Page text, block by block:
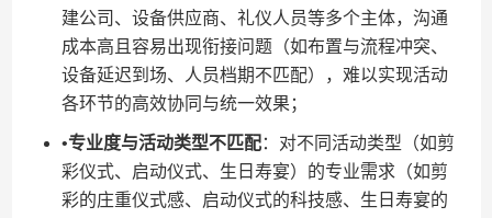
建公司、设备供应商、礼仪人员等多个主体，沟通
成本高且容易出现衔接问题（如布置与流程冲突、
设备延迟到场、人员档期不匹配），难以实现活动
各环节的高效协同与统一效果；
•​​专业度与活动类型不匹配​​：对不同活动类型（如剪
彩仪式、启动仪式、生日寿宴）的专业需求（如剪
彩的庄重仪式感、启动仪式的科技感、生日寿宴的